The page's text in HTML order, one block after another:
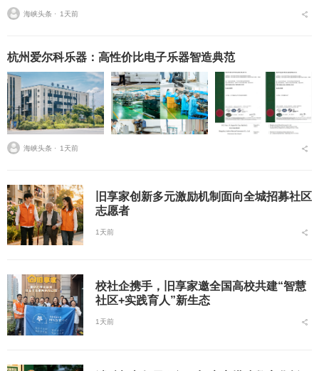
挑战，扎实推进在风险研判、机制创新、技术赋能、实践育人等方面
的路径分析与研...
海峡头条 ⋅ 1天前
杭州爱尔科乐器：高性价比电子乐器智造典范
海峡头条 ⋅ 1天前
旧享家创新多元激励机制面向全城招募社区
志愿者
1天前
校社企携手，旧享家邀全国高校共建“智慧
社区+实践育人”新生态
1天前